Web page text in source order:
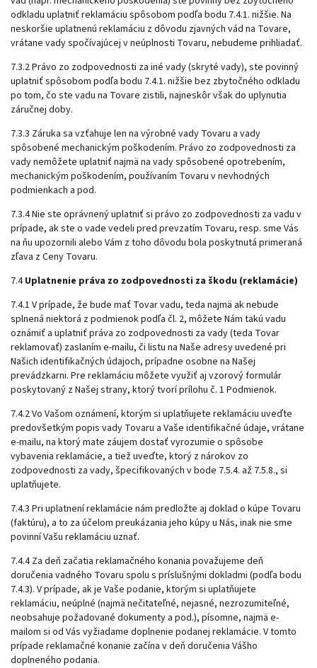
odkladu uplatniť reklamáciu spôsobom podľa bodu 7.4.1. nižšie. Na
neskoršie uplatnenú reklamáciu z dôvodu zjavných vád na Tovare,
vrátane vady spočívajúcej v neúplnosti Tovaru, nebudeme prihliadať.
7.3.2 Právo zo zodpovednosti za iné vady (skryté vady), ste povinný
uplatniť spôsobom podľa bodu 7.4.1. nižšie bez zbytočného odkladu
po tom, čo ste vadu na Tovare zistili, najneskôr však do uplynutia
záručnej doby.
7.3.3 Záruka sa vzťahuje len na výrobné vady Tovaru a vady
spôsobené mechanickým poškodením. Právo zo zodpovednosti za
vady nemôžete uplatniť najmä na vady spôsobené opotrebením,
mechanickým poškodením, používaním Tovaru v nevhodných
podmienkach a pod.
7.3.4 Nie ste oprávnený uplatniť si právo zo zodpovednosti za vadu v
prípade, ak ste o vade vedeli pred prevzatím Tovaru, resp. sme Vás
na ňu upozornili alebo Vám z toho dôvodu bola poskytnutá primeraná
zľava z Ceny Tovaru.
7.4Uplatnenie práva zo zodpovednosti za škodu (reklamácie)
7.4.1 V prípade, že bude mať Tovar vadu, teda najmä ak nebude
splnená niektorá z podmienok podľa čl. 2, môžete Nám takú vadu
oznámiť a uplatniť práva zo zodpovednosti za vady (teda Tovar
reklamovať) zaslaním e-mailu, či listu na Naše adresy uvedené pri
Našich identifikačných údajoch, prípadne osobne na Našej
prevádzkarni. Pre reklamáciu môžete využiť aj vzorový formulár
poskytovaný z Našej strany, ktorý tvoríprílohu č. 1 Podmienok.
7.4.2 Vo Vašom oznámení, ktorým si uplatňujete reklamáciu uveďte
predovšetkým popis vady Tovaru a Vaše identifikačné údaje, vrátane
e-mailu, na ktorý mate záujem dostať vyrozumie o spôsobe
vybavenia reklamácie, a tiež uveďte, ktorý z nárokov zo
zodpovednosti za vady, špecifikovaných v bode 7.5.4. až 7.5.8., si
uplatňujete.
7.4.3 Pri uplatnení reklamácie nám predložte aj doklad o kúpe Tovaru
(faktúru), a to za účelom preukázania jeho kúpy u Nás, inak nie sme
povinní Vašu reklamáciu uznať.
7.4.4 Za deň začatia reklamačného konania považujeme deň
doručenia vadného Tovaru spolu s príslušnými dokladmi (podľa bodu
7.4.3). V prípade, ak je Vaše podanie, ktorým si uplatňujete
reklamáciu, neúplné (najmä nečitateľné, nejasné, nezrozumiteľné,
neobsahuje požadované dokumenty a pod.), písomne, najmä e-
mailom si od Vás vyžiadame doplnenie podanej reklamácie. V tomto
prípade reklamačné konanie začína v deň doručenia Vášho
doplneného podania.